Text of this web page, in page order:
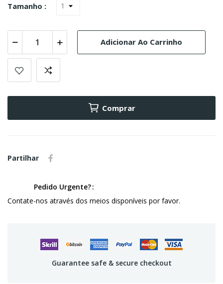
Tamanho :
Adicionar Ao Carrinho
Comprar
Partilhar
Pedido Urgente?
Contate-nos através dos meios disponíveis por favor.
Guarantee safe & secure checkout